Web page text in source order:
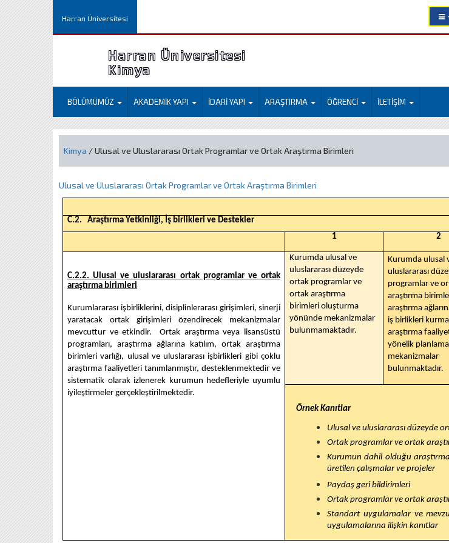
Harran Üniversitesi
Harran Üniversitesi
Kimya
BÖLÜMÜMÜZ AKADEMİK YAPI İDARİ YAPI ARAŞTIRMA ÖĞRENCİ İLETİŞİM
Kimya / Ulusal ve Uluslararası Ortak Programlar ve Ortak Araştırma Birimleri
Ulusal ve Uluslararası Ortak Programlar ve Ortak Araştırma Birimleri
C.2. Araştırma Yetkinliği, İş birlikleri ve Destekler
1
2
C.2.2. Ulusal ve uluslararası ortak programlar ve ortak
araştırma birimleri
Kurumlararası işbirliklerini, disiplinlerarası girişimleri, sinerji
yaratacak ortak girişimleri özendirecek mekanizmalar
mevcuttur ve etkindir. Ortak araştırma veya lisansüstü
programları, araştırma ağlarına katılım, ortak araştırma
birimleri varlığı, ulusal ve uluslararası işbirlikleri gibi çoklu
araştırma faaliyetleri tanımlanmıştır, desteklenmektedir ve
sistematik olarak izlenerek kurumun hedefleriyle uyumlu
iyileştirmeler gerçekleştirilmektedir.
Kurumda ulusal ve
uluslararası düzeyde
ortak programlar ve
ortak araştırma
birimleri oluşturma
yönünde mekanizmalar
bulunmamaktadır.
Kurumda ulusal
uluslararası
programlar ve
araştırma
araştırma
iş birlikleri
araştırma
yönelik
mekanizmalar
bulunmaktadır.
Örnek Kanıtlar
Ulusal ve uluslararası düzeyde
Ortak programlar ve ortak
Kurumun dahil olduğu
üretilen çalışmalar ve projeler
Paydaş geri bildirimleri
Ortak programlar ve ortak
Standart uygulamalar ve
uygulamalarına ilişkin kanıtlar